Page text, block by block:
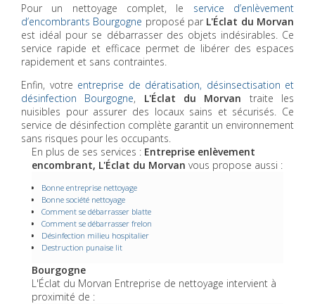
Pour un nettoyage complet, le service d’enlèvement
d’encombrants Bourgogne proposé par L'Éclat du Morvan
est idéal pour se débarrasser des objets indésirables. Ce
service rapide et efficace permet de libérer des espaces
rapidement et sans contraintes.
Enfin, votre entreprise de dératisation, désinsectisation et
désinfection Bourgogne, L'Éclat du Morvan traite les
nuisibles pour assurer des locaux sains et sécurisés. Ce
service de désinfection complète garantit un environnement
sans risques pour les occupants.
En plus de ses services : Entreprise enlèvement
encombrant, L'Éclat du Morvan vous propose aussi :
Bonne entreprise nettoyage
Bonne société nettoyage
Comment se débarrasser blatte
Comment se débarrasser frelon
Désinfection milieu hospitalier
Destruction punaise lit
Bourgogne
L'Éclat du Morvan Entreprise de nettoyage intervient à
proximité de :